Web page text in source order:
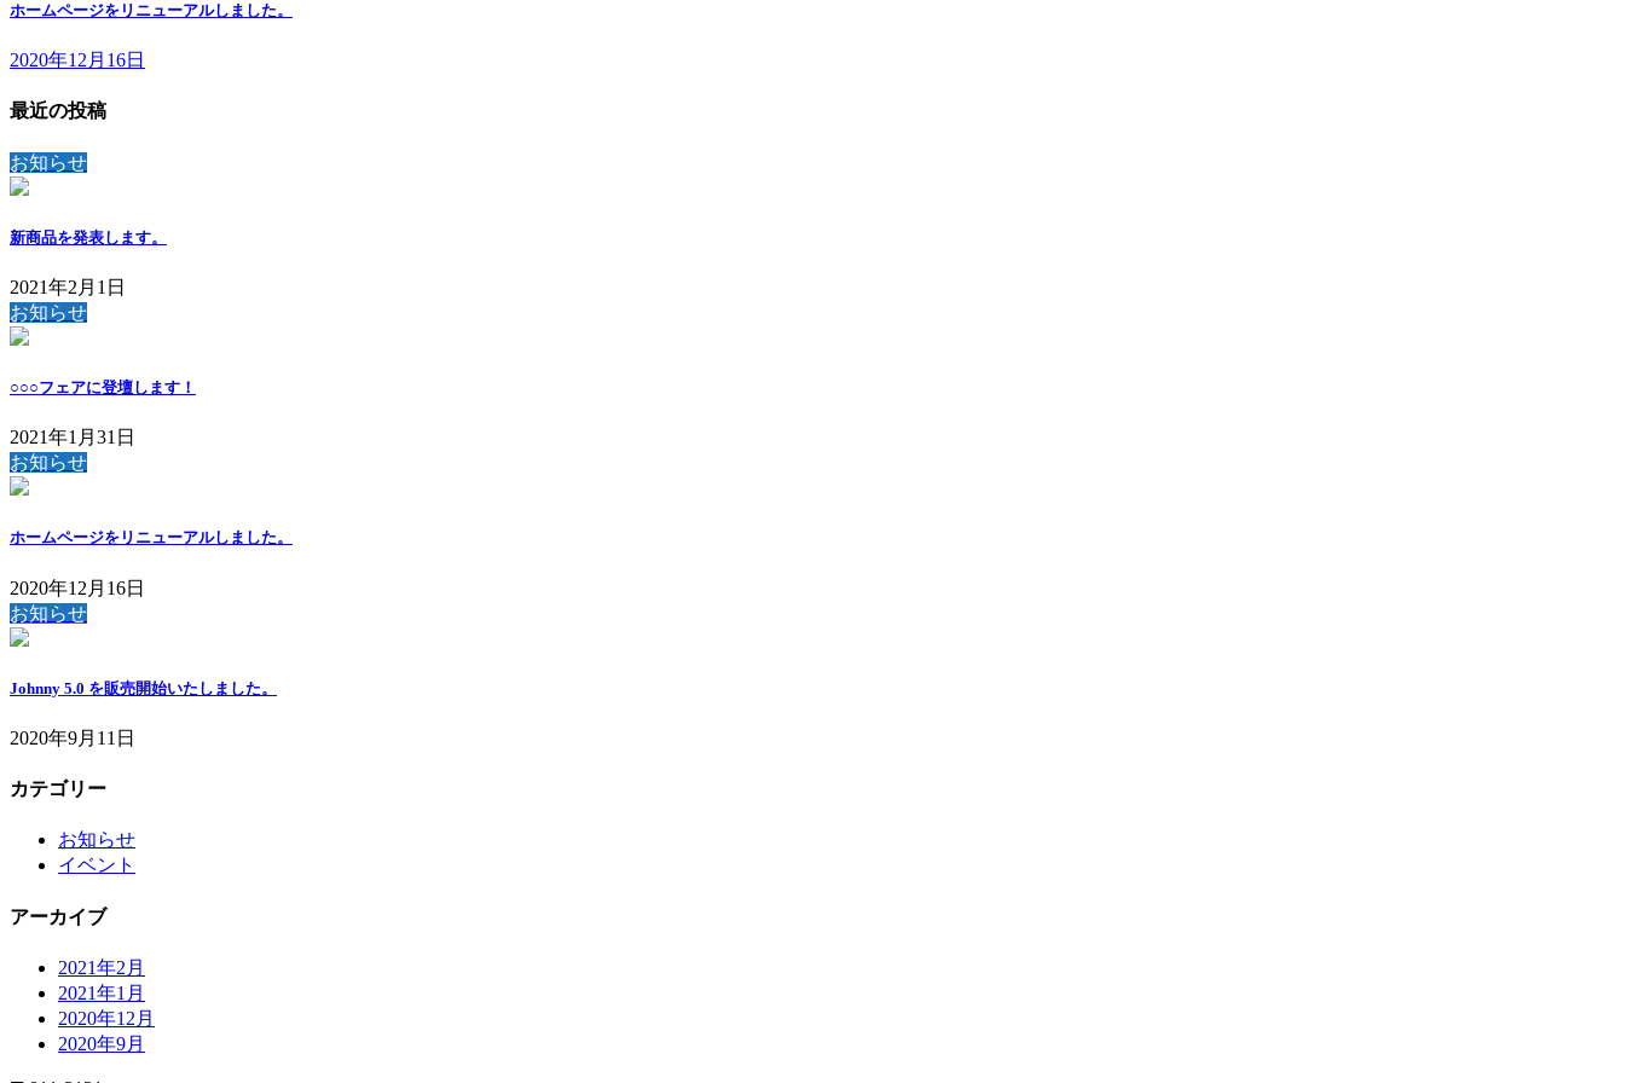
ホームページをリニューアルしました。
2020年12月16日
最近の投稿
お知らせ
新商品を発表します。
2021年2月1日
お知らせ
○○○フェアに登壇します！
2021年1月31日
お知らせ
ホームページをリニューアルしました。
2020年12月16日
お知らせ
Johnny 5.0 を販売開始いたしました。
2020年9月11日
カテゴリー
お知らせ
イベント
アーカイブ
2021年2月
2021年1月
2020年12月
2020年9月